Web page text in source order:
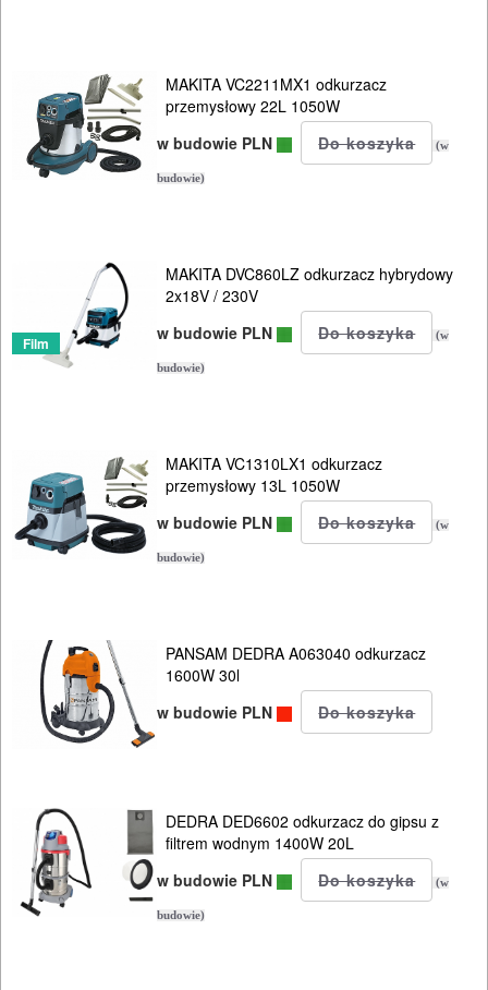
do
blach
odkurzacze
L
klasy-
M
specjalistyczne
opalarki
pilarki
pilarki
tarczowe
piły
betonu
komórkowego
piły
szablowe
MAKITA VC2211MX1 odkurzacz
przemysłowy 22L 1050W
w budowie PLN
(w
budowie)
Film
MAKITA DVC860LZ odkurzacz hybrydowy
2x18V / 230V
w budowie PLN
(w
budowie)
MAKITA VC1310LX1 odkurzacz
przemysłowy 13L 1050W
w budowie PLN
(w
budowie)
PANSAM DEDRA A063040 odkurzacz
1600W 30l
w budowie PLN
DEDRA DED6602 odkurzacz do gipsu z
filtrem wodnym 1400W 20L
w budowie PLN
(w
budowie)